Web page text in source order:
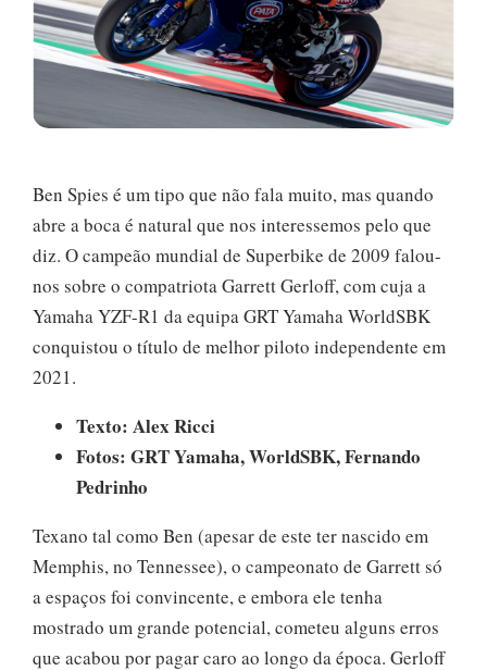
Ben Spies é um tipo que não fala muito, mas quando
abre a boca é natural que nos interessemos pelo que
diz. O campeão mundial de Superbike de 2009 falou-
nos sobre o compatriota Garrett Gerloff, com cuja a
Yamaha YZF-R1 da equipa GRT Yamaha WorldSBK
conquistou o título de melhor piloto independente em
2021.
Texto: Alex Ricci
Fotos: GRT Yamaha, WorldSBK, Fernando
Pedrinho
Texano tal como Ben (apesar de este ter nascido em
Memphis, no Tennessee), o campeonato de Garrett só
a espaços foi convincente, e embora ele tenha
mostrado um grande potencial, cometeu alguns erros
que acabou por pagar caro ao longo da época. Gerloff